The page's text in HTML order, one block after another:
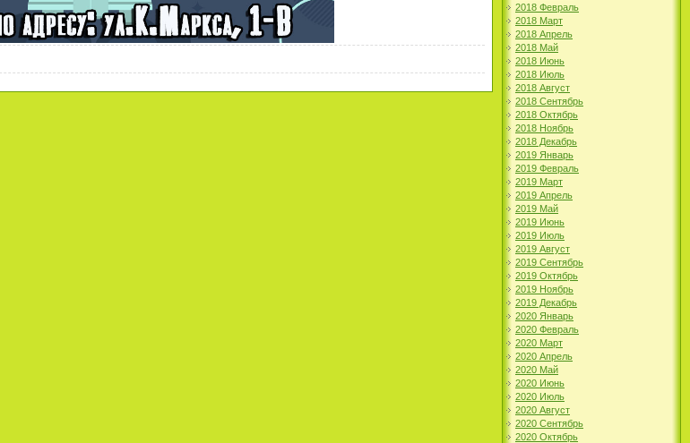
2018 Февраль
2018 Март
2018 Апрель
2018 Май
2018 Июнь
2018 Июль
2018 Август
2018 Сентябрь
2018 Октябрь
2018 Ноябрь
2018 Декабрь
2019 Январь
2019 Февраль
2019 Март
2019 Апрель
2019 Май
2019 Июнь
2019 Июль
2019 Август
2019 Сентябрь
2019 Октябрь
2019 Ноябрь
2019 Декабрь
2020 Январь
2020 Февраль
2020 Март
2020 Апрель
2020 Май
2020 Июнь
2020 Июль
2020 Август
2020 Сентябрь
2020 Октябрь